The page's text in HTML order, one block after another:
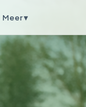
Meer ▾